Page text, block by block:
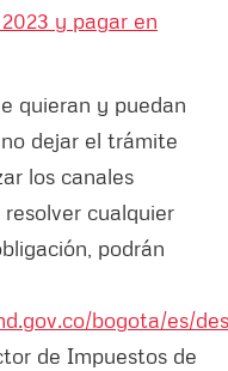
y pagar en
quieran y puedan
dejar el trámite
los canales
cualquier
podrán
bogota/es/
de Impuestos de